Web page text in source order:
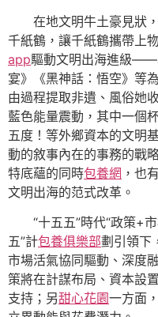
在地文明牛土豪見狀
千紙鶴，讓千紙鶴攜帶上
app驅動文明出海進級——
宴》《黑神話：悟空》等
由過程提取非遺、風俗她
藍色能量震動，其中一個
五度！等外鄉資本的文明
動的敘事內在的事務的戰
特底蘊的同時包養網 ，也
文明出海的范式改革。
“十五五”時代“政策+
五”計包養俱樂部劃引領下
市場活氣協同驅動、深度
策將在計謀布局、資本設
支持；另甜心花園一方面